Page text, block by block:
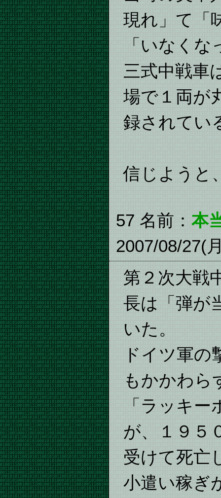
現れ」て「
「いなく
三式中戦車
場で１両が
録されてい
信じようと
57 名前：本
2007/08/27(
第２次大戦
長は「弾が
いた。
ドイツ軍
もかかわら
「ラッキ
が、１９５
受けて死亡
小遣い稼ぎ